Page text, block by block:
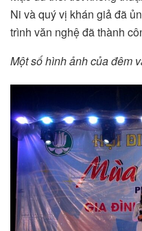
Ni và quý vị khán giả đã
trình văn nghệ đã thành
Một số hình ảnh của đêm